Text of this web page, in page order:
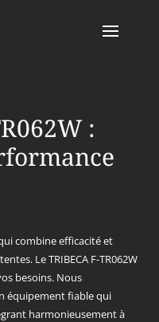
:
combine efficacité et
Le TRIBECA F-TR062W
besoins. Nous
équipement fiable qui
harmonieusement à